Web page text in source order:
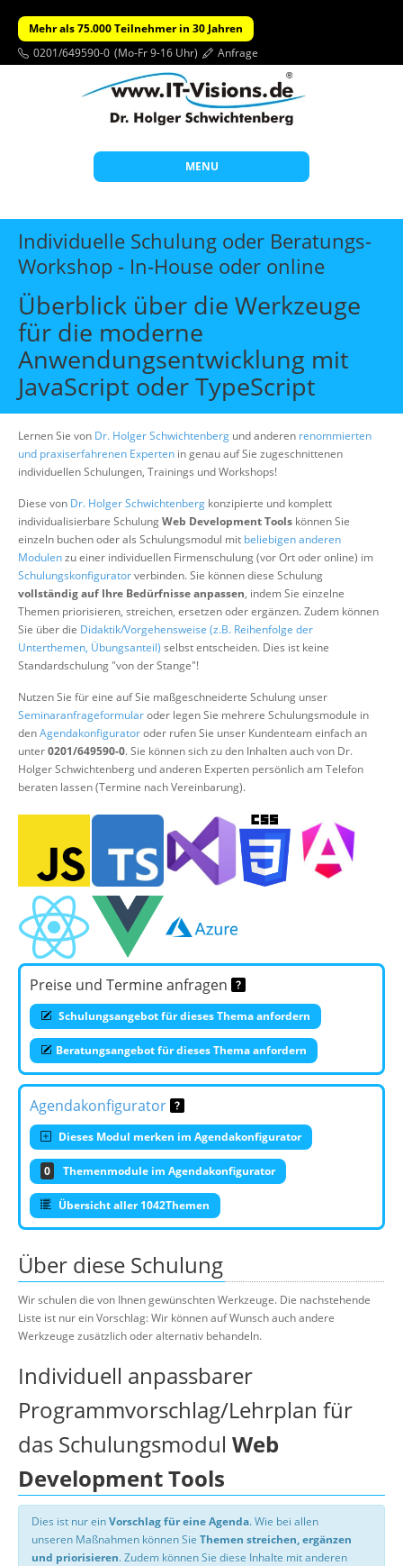
Mehr als 75.000 Teilnehmer in 30 Jahren
0201/649590-0 (Mo-Fr 9-16 Uhr) Anfrage
MENU
Start
Themen
Individuelle Schulungen
Wissen
Über uns
Suche
Individuelle Schulung oder Beratungs-
Workshop - In-House oder online
Überblick über die Werkzeuge
für die moderne
Anwendungsentwicklung mit
JavaScript oder TypeScript
Lernen Sie von Dr. Holger Schwichtenberg und anderen renommierten
und praxiserfahrenen Experten in genau auf Sie zugeschnittenen
individuellen Schulungen, Trainings und Workshops!
Diese von Dr. Holger Schwichtenberg konzipierte und komplett
individualisierbare SchulungWeb Development Tools können Sie
einzeln buchen oder als Schulungsmodul mit beliebigen anderen
Modulenzu einer individuellen Firmenschulung (vor Ort oder online) im
Schulungskonfiguratorverbinden. Sie können diese Schulung
vollständig auf Ihre Bedürfnisse anpassen, indem Sie einzelne
Themen priorisieren, streichen, ersetzen oder ergänzen. Zudem können
Sie über die Didaktik/Vorgehensweise (z.B. Reihenfolge der
Unterthemen, Übungsanteil) selbst entscheiden. Dies ist keine
Standardschulung "von der Stange"!
Nutzen Sie für eine auf Sie maßgeschneiderte Schulung unser
Seminaranfrageformularoder legen Sie mehrere Schulungsmodule in
denAgendakonfiguratoroder rufen Sie unser Kundenteam einfach an
unter0201/649590-0. Sie können sich zu den Inhalten auch von Dr.
Holger Schwichtenberg und anderen Experten persönlich am Telefon
beraten lassen (Termine nach Vereinbarung).
Preise und Termine anfragen
Schulungsangebot für dieses Thema anfordern
Beratungsangebot für dieses Thema anfordern
Agendakonfigurator
Dieses Modul merken im Agendakonfigurator
0 Themenmodule im Agendakonfigurator
Übersicht aller 1042Themen
Über diese Schulung
Wir schulen die von Ihnen gewünschten Werkzeuge. Die nachstehende
Liste ist nur ein Vorschlag: Wir können auf Wunsch auch andere
Werkzeuge zusätzlich oder alternativ behandeln.
Individuell anpassbarer
Programmvorschlag/Lehrplan für
das Schulungsmodul Web
Development Tools
Dies ist nur einVorschlag für eine Agenda. Wie bei allen
unseren Maßnahmen können Sie Themen streichen, ergänzen
und priorisieren. Zudem können Sie diese Inhalte mit anderen